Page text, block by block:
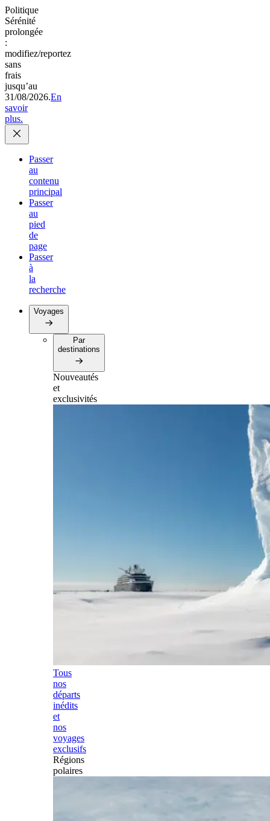
Politique
Sérénité
prolongée
:
modifiez/reportez
sans
frais
jusqu’au
31/08/2026.En
savoir
plus.
Passer
au
contenu
principal
Passer
au
pied
de
page
Passer
à
la
recherche
Voyages
Par
destinations
Nouveautés
et
exclusivités
Tous
nos
départs
inédits
et
nos
voyages
exclusifs
Régions
polaires